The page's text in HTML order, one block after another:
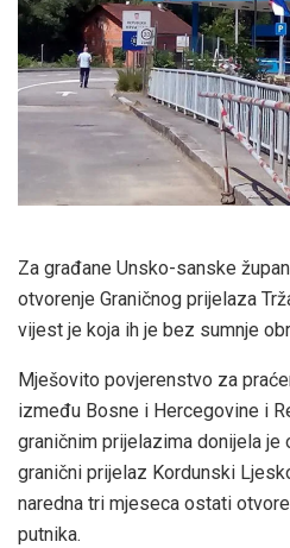
Za građane Unsko-sanske
otvorenje Graničnog prijelaza
vijest je koja ih je bez sumnje
Mješovito povjerenstvo za
između Bosne i Hercegovine i
graničnim prijelazima donijela je
granični prijelaz Kordunski
naredna tri mjeseca ostati
putnika.